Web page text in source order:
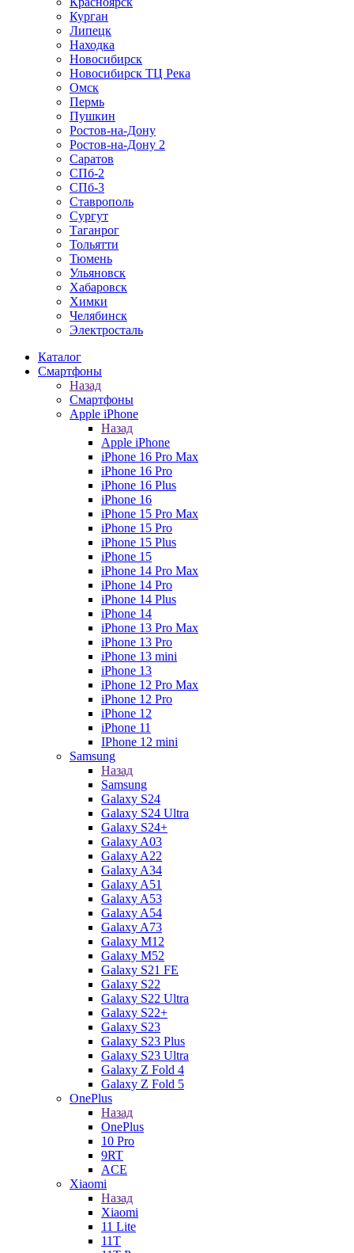
Курган
Липецк
Находка
Новосибирск
Новосибирск ТЦ Река
Омск
Пермь
Пушкин
Ростов-на-Дону
Ростов-на-Дону 2
Саратов
СПб-2
СПб-3
Ставрополь
Сургут
Таганрог
Тольятти
Тюмень
Ульяновск
Хабаровск
Химки
Челябинск
Электросталь
Каталог
Смартфоны
Назад
Смартфоны
Apple iPhone
Назад
Apple iPhone
iPhone 16 Pro Max
iPhone 16 Pro
iPhone 16 Plus
iPhone 16
iPhone 15 Pro Max
iPhone 15 Pro
iPhone 15 Plus
iPhone 15
iPhone 14 Pro Max
iPhone 14 Pro
iPhone 14 Plus
iPhone 14
iPhone 13 Pro Max
iPhone 13 Pro
iPhone 13 mini
iPhone 13
iPhone 12 Pro Max
iPhone 12 Pro
iPhone 12
iPhone 11
IPhone 12 mini
Samsung
Назад
Samsung
Galaxy S24
Galaxy S24 Ultra
Galaxy S24+
Galaxy A03
Galaxy A22
Galaxy A34
Galaxy A51
Galaxy A53
Galaxy A54
Galaxy A73
Galaxy M12
Galaxy M52
Galaxy S21 FE
Galaxy S22
Galaxy S22 Ultra
Galaxy S22+
Galaxy S23
Galaxy S23 Plus
Galaxy S23 Ultra
Galaxy Z Fold 4
Galaxy Z Fold 5
OnePlus
Назад
OnePlus
10 Pro
9RT
ACE
Xiaomi
Назад
Xiaomi
11 Lite
11T